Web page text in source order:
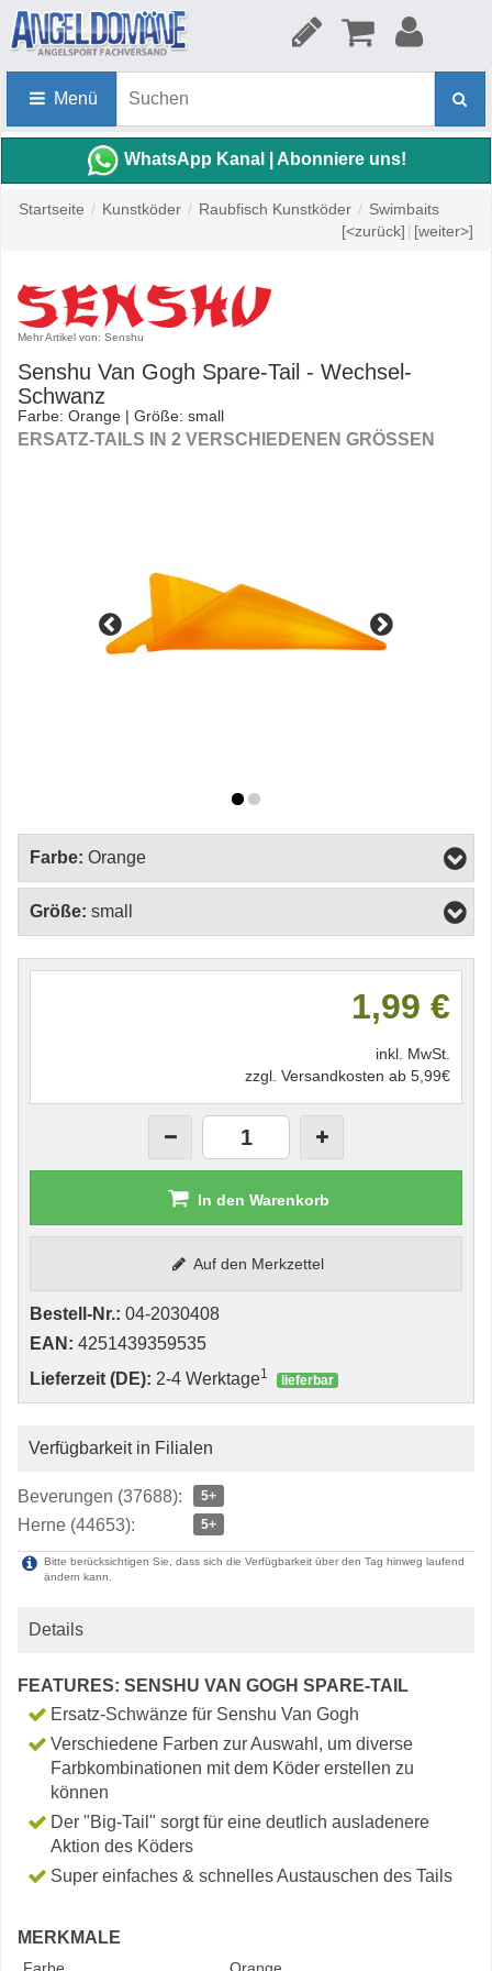
Menü
WhatsApp Kanal | Abonniere uns!
Startseite / Kunstköder / Raubfisch Kunstköder / Swimbaits
[<zurück] | [weiter>]
Mehr Artikel von: Senshu
Senshu Van Gogh Spare-Tail - Wechsel-
Schwanz
Farbe: Orange | Größe: small
ERSATZ-TAILS IN 2 VERSCHIEDENEN GRÖSSEN
Farbe: Orange
Größe: small
1,99 €
inkl. MwSt.
zzgl. Versandkosten ab 5,99€
In den Warenkorb
Auf den Merkzettel
Bestell-Nr.: 04-2030408
EAN: 4251439359535
Lieferzeit (DE): 2-4 Werktage1 lieferbar
Verfügbarkeit in Filialen
Beverungen (37688): 5+
Herne (44653): 5+
Bitte berücksichtigen Sie, dass sich die Verfügbarkeit über den Tag hinweg laufend
ändern kann.
Details
FEATURES: SENSHU VAN GOGH SPARE-TAIL
Ersatz-Schwänze für Senshu Van Gogh
Verschiedene Farben zur Auswahl, um diverse
Farbkombinationen mit dem Köder erstellen zu
können
Der "Big-Tail" sorgt für eine deutlich ausladenere
Aktion des Köders
Super einfaches & schnelles Austauschen des Tails
MERKMALE